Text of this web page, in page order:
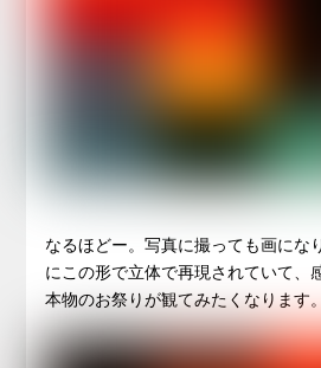
なるほどー。写真に撮っても画にな
にこの形で立体で再現されていて、
本物のお祭りが観てみたくなります。